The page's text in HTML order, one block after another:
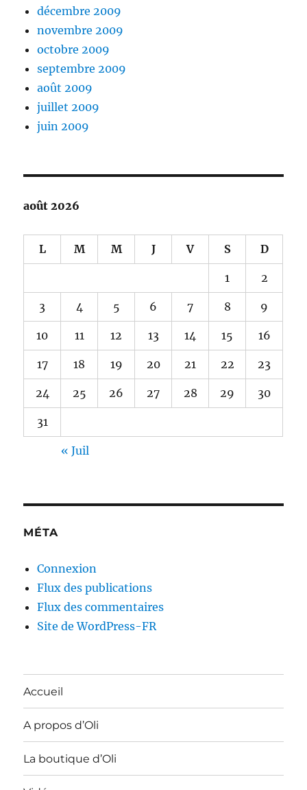
décembre 2009
novembre 2009
octobre 2009
septembre 2009
août 2009
juillet 2009
juin 2009
août 2026
L M M J V S D
1 2
3 4 5 6 7 8 9
10 11 12 13 14 15 16
17 18 19 20 21 22 23
24 25 26 27 28 29 30
31
« Juil
MÉTA
Connexion
Flux des publications
Flux des commentaires
Site de WordPress-FR
Accueil
A propos d’Oli
La boutique d’Oli